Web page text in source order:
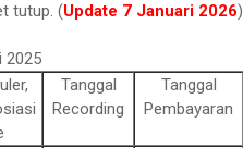
tutup. (Update 7 Januari 2026)
2025
Tanggal
Recording
Tanggal
Pembayaran